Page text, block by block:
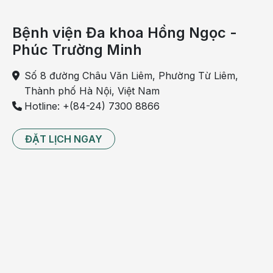
Bia tươi là là loại bia phải thông qua màng lọc thanh
Bệnh viện Đa khoa Hồng Ngọc -
Phúc Trường Minh
Số 8 đường Châu Văn Liêm, Phường Từ Liêm,
Thành phố Hà Nội, Việt Nam
Hotline: +(84-24) 7300 8866
ĐẶT LỊCH NGAY